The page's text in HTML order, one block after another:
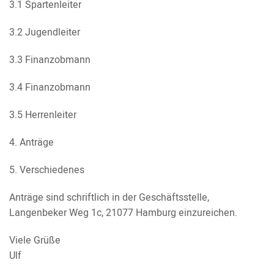
3.1 Spartenleiter
3.2 Jugendleiter
3.3 Finanzobmann
3.4 Finanzobmann
3.5 Herrenleiter
4. Anträge
5. Verschiedenes
Anträge sind schriftlich in der Geschäftsstelle,
Langenbeker Weg 1c, 21077 Hamburg einzureichen.
Viele Grüße
Ulf